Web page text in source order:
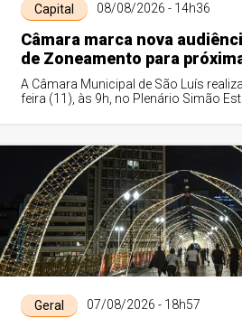
Capital 08/08/2026 - 14h36
Câmara marca nova
de Zoneamento para
A Câmara Municipal de São Luís
feira (11), às 9h, no Plenário Simão
Geral 07/08/2026 - 18h57